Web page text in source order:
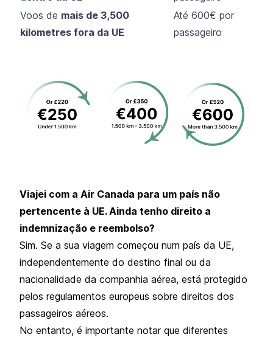
Voos de mais de 3,500
kilometres fora da UE
Até 600€ por
passageiro
Viajei com a Air Canada para um país não
pertencente à UE. Ainda tenho direito a
indemnização e reembolso?
Sim. Se a sua viagem começou num país da UE,
independentemente do destino final ou da
nacionalidade da companhia aérea, está protegido
pelos regulamentos europeus sobre direitos dos
passageiros aéreos.
No entanto, é importante notar que diferentes